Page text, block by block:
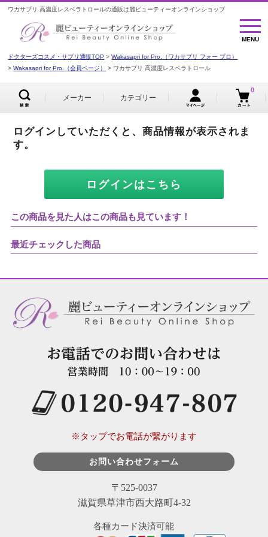
ワカサプリ 高濃度レスベラトロールの通販は麗ビューティーオンラインショップ
MENU
MENU
ドクターズコスメ・サプリ通販TOP
Wakasapri for Pro.（ワカサプリ フォー プロ）
Wakasapri for Pro.（会員ページ）
ワカサプリ 高濃度レスベラトロール
メーカー カテゴリー
0
ログインしていただくと、商品情報が表示されま
す。
ログインはこちら
この商品を見た人はこの商品も見ています！
最近チェックした商品
※タップでお電話が繋がります
お問い合わせフォーム
〒525-0037
滋賀県草津市西大路町4-32
各種カード決済可能